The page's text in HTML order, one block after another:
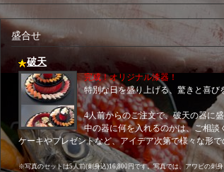
盛合せ
破天
完成！オリジナル漆器！
特別な日を盛り上げる、驚きと喜び
4人前からのご注文で、破天の器に
中の器に何を入れるのかは、ご相談
ケーキやプレゼントなど、アイデア次第で様々な形で
※写真のセットは5人前(刺身込)16,800円です。写真では、アワビの刺